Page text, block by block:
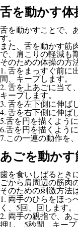
舌を動かす体
舌を動かすことで、
す。
また、舌を動かす筋
で、肩こりの軽減も
そのための体操の方
1. 舌をまっすぐ前に
間、キープします。
2. 舌を上あごに当て
キープします。
3. 舌を左下側に伸ば
4. 舌を右下側に伸ば
5.舌を円を描くよう
6.舌を円を描くよう
7.この一連の動作を、
あごを動かす
歯を食いしばるとき
ごから肩周辺の筋肉
そのための刺激方法
1. 両手のひらをほっ
く、 5回、回します。
2. 両手の親指で、あ
押し、 5秒間、キープ